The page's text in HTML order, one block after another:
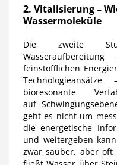
2. Vitalisierung –
Wassermoleküle
Die zweite
feinstofflichen
bioresonante
auf
geht es nicht um
die energetische
und weitergeben
zwar sauber, aber oft